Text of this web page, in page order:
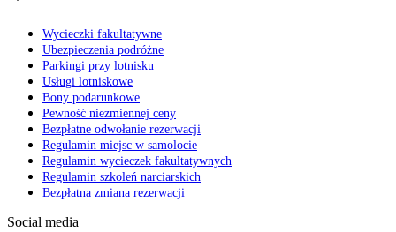
Wycieczki fakultatywne
Ubezpieczenia podróżne
Parkingi przy lotnisku
Usługi lotniskowe
Bony podarunkowe
Pewność niezmiennej ceny
Bezpłatne odwołanie rezerwacji
Regulamin miejsc w samolocie
Regulamin wycieczek fakultatywnych
Regulamin szkoleń narciarskich
Bezpłatna zmiana rezerwacji
Social media